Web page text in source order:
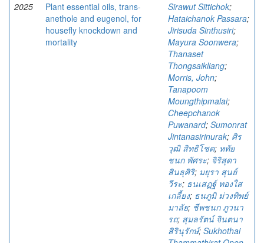
2025
Plant essential oils, trans-
anethole and eugenol, for
housefly knockdown and
mortality
Sirawut Sittichok;
Hataichanok Passara;
Jirisuda Sinthusiri;
Mayura Soonwera;
Thanaset
Thongsaikliang;
Morris, John;
Tanapoom
Moungthipmalai;
Cheepchanok
Puwanard; Sumonrat
Jintanasirinurak; ศิร
วุฒิ สิทธิโชค; หทัย
ชนก พัศระ; จิริสุดา
สินธุศิริ; มยุรา สุนย์
วีระ; ธนเสฏฐ์ ทองใส
เกลี้ยง; ธนภูมิ ม่วงทิพย์
มาลัย; ชีพชนก ภูวนา
รถ; สุมลรัตน์ จินตนา
สิรินุรักษ์; Sukhothai